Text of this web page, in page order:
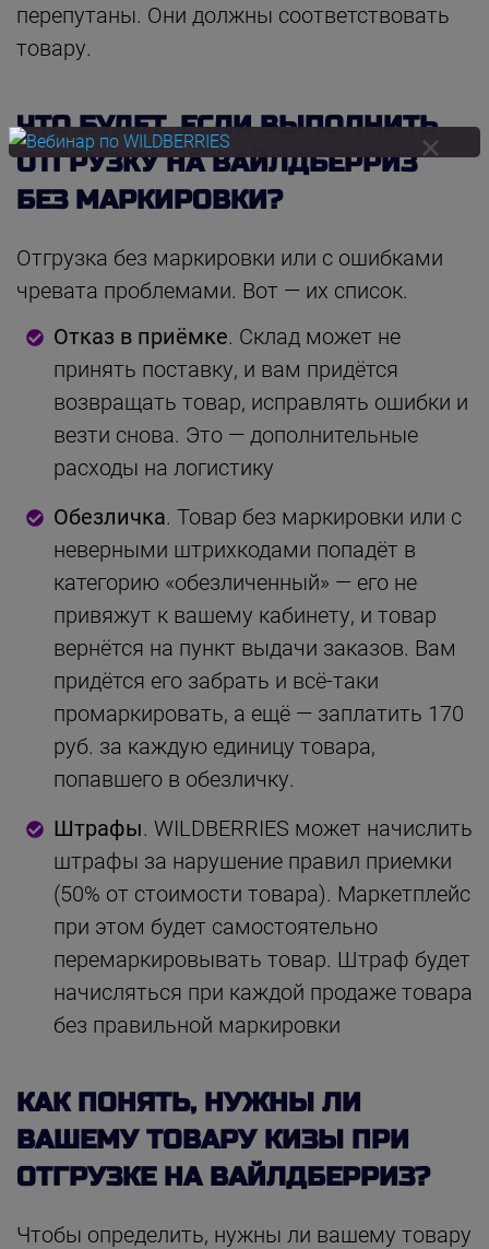
перепутаны. Они должны соответствовать
товару.
ЧТО БУДЕТ, ЕСЛИ ВЫПОЛНИТЬ
ОТГРУЗКУ НА ВАЙЛДБЕРРИЗ
БЕЗ МАРКИРОВКИ?
Отгрузка без маркировки или с ошибками
чревата проблемами. Вот — их список.
Отказ в приёмке. Склад может не
принять поставку, и вам придётся
возвращать товар, исправлять ошибки и
везти снова. Это — дополнительные
расходы на логистику
Обезличка. Товар без маркировки или с
неверными штрихкодами попадёт в
категорию «обезличенный» — его не
привяжут к вашему кабинету, и товар
вернётся на пункт выдачи заказов. Вам
придётся его забрать и всё-таки
промаркировать, а ещё — заплатить 170
руб. за каждую единицу товара,
попавшего в обезличку.
Штрафы. WILDBERRIES может начислить
штрафы за нарушение правил приемки
(50% от стоимости товара). Маркетплейс
при этом будет самостоятельно
перемаркировывать товар. Штраф будет
начисляться при каждой продаже товара
без правильной маркировки
КАК ПОНЯТЬ, НУЖНЫ ЛИ
ВАШЕМУ ТОВАРУ КИЗЫ ПРИ
ОТГРУЗКЕ НА ВАЙЛДБЕРРИЗ?
Чтобы определить, нужны ли вашему товару